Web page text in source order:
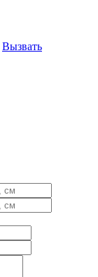
Вызвать